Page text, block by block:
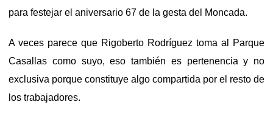
para festejar el aniversario 67 de la gesta del Moncada.
A veces parece que Rigoberto Rodríguez toma al Parque
Casallas como suyo, eso también es pertenencia y no
exclusiva porque constituye algo compartida por el resto de
los trabajadores.